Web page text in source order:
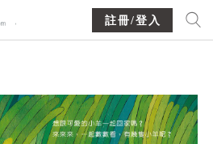
註冊/登入